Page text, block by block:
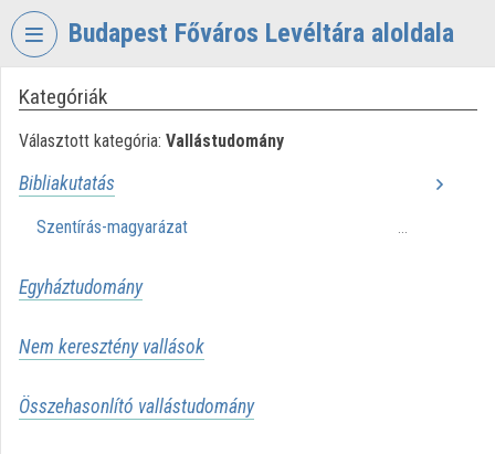
Fejléc kihagyása
Budapest Főváros Levéltára aloldala
VIDEO
FŐVÁROS
Bejelentkezés
Intézményi felfedezés
Kategóriák
Kategóriák
Választott kategória: Vallástudomány
Bibliakutatás
Szentírás-magyarázat
Egyháztudomány
Nem keresztény vallások
Összehasonlító vallástudomány